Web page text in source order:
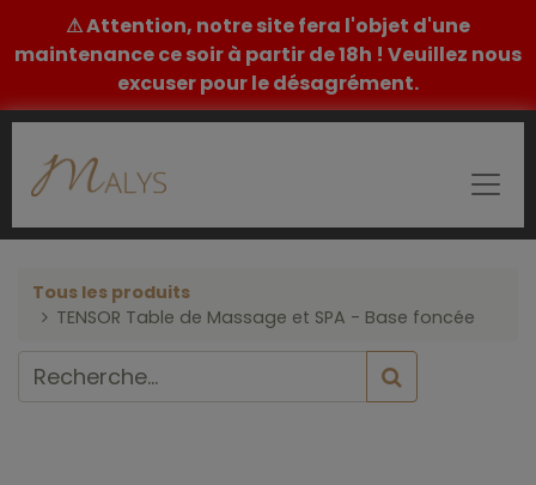
⚠ Attention, notre site fera l'objet d'une
maintenance ce soir à partir de 18h ! Veuillez nous
excuser pour le désagrément.
Tous les produits
TENSOR Table de Massage et SPA - Base foncée